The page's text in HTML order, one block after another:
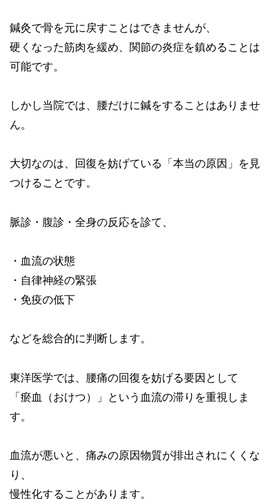
鍼灸で骨を元に戻すことはできませんが、
硬くなった筋肉を緩め、関節の炎症を鎮めることは
可能です。
しかし当院では、腰だけに鍼をすることはありませ
ん。
大切なのは、回復を妨げている「本当の原因」を見
つけることです。
脈診・腹診・全身の反応を診て、
・血流の状態
・自律神経の緊張
・免疫の低下
などを総合的に判断します。
東洋医学では、腰痛の回復を妨げる要因として
「瘀血（おけつ）」という血流の滞りを重視しま
す。
血流が悪いと、痛みの原因物質が排出されにくくな
り、
慢性化することがあります。